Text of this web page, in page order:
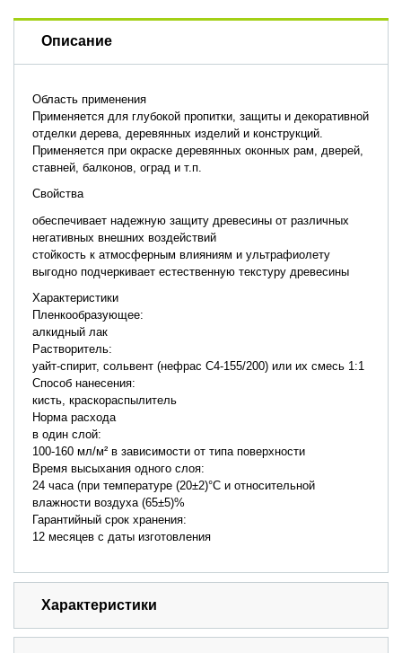
Описание
Область применения
Применяется для глубокой пропитки, защиты и декоративной
отделки дерева, деревянных изделий и конструкций.
Применяется при окраске деревянных оконных рам, дверей,
ставней, балконов, оград и т.п.
Свойства
обеспечивает надежную защиту древесины от различных
негативных внешних воздействий
стойкость к атмосферным влияниям и ультрафиолету
выгодно подчеркивает естественную текстуру древесины
Характеристики
Пленкообразующее:
алкидный лак
Растворитель:
уайт-спирит, сольвент (нефрас С4-155/200) или их смесь 1:1
Способ нанесения:
кисть, краскораспылитель
Норма расхода
в один слой:
100-160 мл/м² в зависимости от типа поверхности
Время высыхания одного слоя:
24 часа (при температуре (20±2)°С и относительной
влажности воздуха (65±5)%
Гарантийный срок хранения:
12 месяцев с даты изготовления
Характеристики